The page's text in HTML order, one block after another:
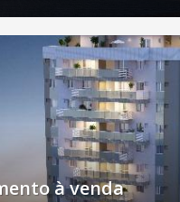
à venda